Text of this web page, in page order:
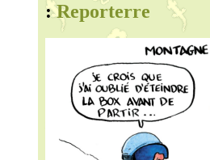
:Reporterre